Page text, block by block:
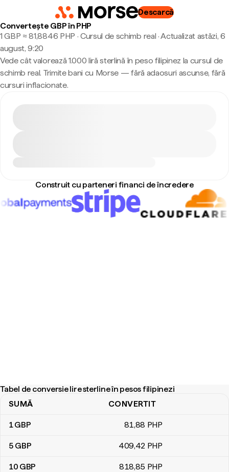
Descarcă
Convertește GBP în PHP
1 GBP ≈ 81,8846 PHP · Cursul de schimb real ·Actualizat astăzi, 6
august, 9:20
Vede cât valorează 1.000 liră sterlină în peso filipinez la cursul de
schimb real. Trimite bani cu Morse — fără adaosuri ascunse, fără
cursuri inflacionate.
Construit cu parteneri financi de încredere
Tabel de conversie lire sterline în pesos filipinezi
Tabel de conversie lire sterline în pesos filipinezi
SUMĂ CONVERTIT
1GBP 81,88 PHP
5 GBP 409,42 PHP
10 GBP 818,85 PHP